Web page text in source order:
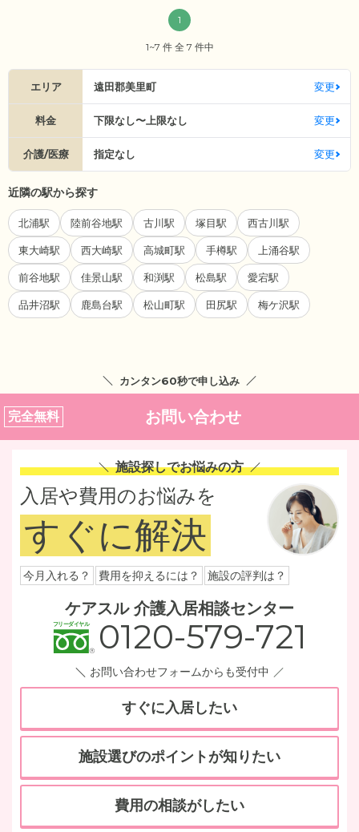
1
1~7 件 全 7 件中
エリア 遠田郡美里町 変更
料金 下限なし〜上限なし 変更
介護/医療 指定なし 変更
近隣の駅から探す
北浦駅 陸前谷地駅 古川駅 塚目駅 西古川駅
東大崎駅 西大崎駅 高城町駅 手樽駅 上涌谷駅
前谷地駅 佳景山駅 和渕駅 松島駅 愛宕駅
品井沼駅 鹿島台駅 松山町駅 田尻駅 梅ケ沢駅
カンタン60秒で申し込み
完全無料 お問い合わせ
施設探しでお悩みの方
入居や費用のお悩みを
すぐに解決
今月入れる？ 費用を抑えるには？ 施設の評判は？
ケアスル 介護入居相談センター
0120-579-721
お問い合わせフォームからも受付中
すぐに入居したい
施設選びのポイントが知りたい
費用の相談がしたい